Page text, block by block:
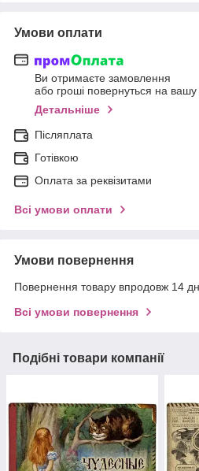
Умови оплати
Ви отримаєте замовлення
або гроші повернуться на вашу
Детальніше
Післяплата
Готівкою
Оплата за реквізитами
Всі умови оплати
Умови повернення
Повернення товару впродовж 14
Всі умови повернення
Подібні товари компанії